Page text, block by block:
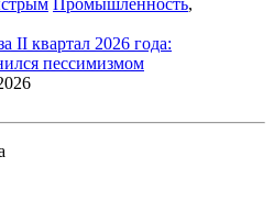
Промышленность,
II квартал 2026 года:
пессимизмом